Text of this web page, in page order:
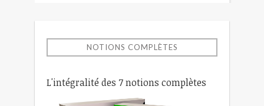
NOTIONS COMPLÈTES
L'intégralité des 7 notions complètes